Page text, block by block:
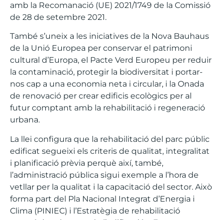
amb la Recomanació (UE) 2021/1749 de la Comissió
de 28 de setembre 2021.
També s’uneix a les iniciatives de la Nova Bauhaus
de la Unió Europea per conservar el patrimoni
cultural d’Europa, el Pacte Verd Europeu per reduir
la contaminació, protegir la biodiversitat i portar-
nos cap a una economia neta i circular, i la Onada
de renovació per crear edificis ecològics per al
futur comptant amb la rehabilitació i regeneració
urbana.
La llei configura que la rehabilitació del parc públic
edificat segueixi els criteris de qualitat, integralitat
i planificació prèvia perquè així, també,
l’administració pública sigui exemple a l’hora de
vetllar per la qualitat i la capacitació del sector. Això
forma part del Pla Nacional Integrat d’Energia i
Clima (PINIEC) i l’Estratègia de rehabilitació